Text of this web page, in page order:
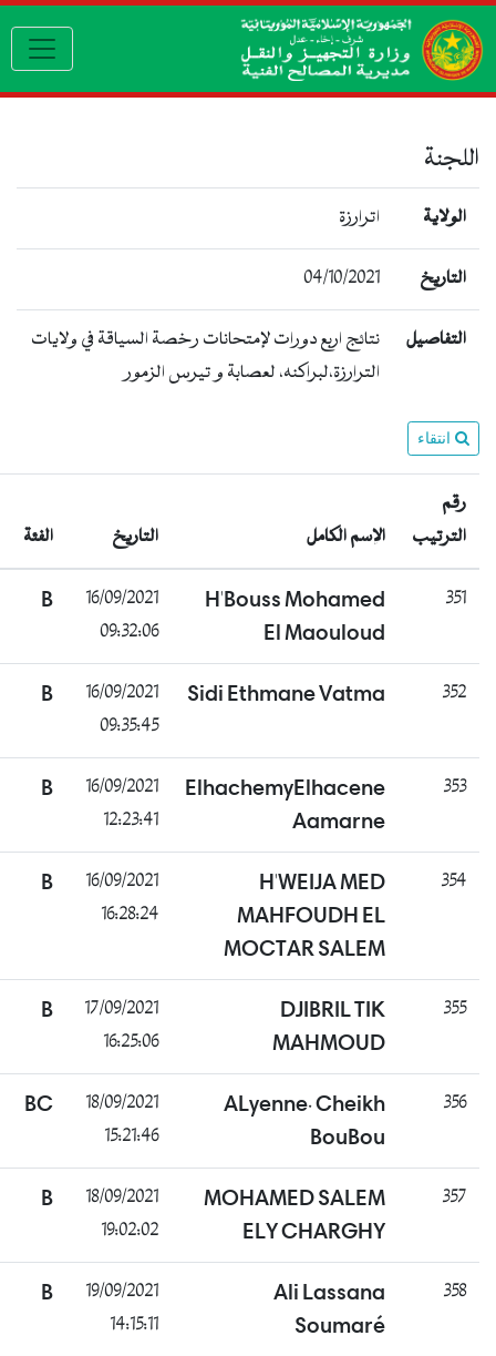
navigation
اترارزة
04/10/2021
نتائج اربع دورات لإمتحانات رخصة السياقة في ولايات
الترارزة،لبراكنه، لعصابة و تيرس الزمور
الإسم الكامل الحالة
H'Bouss Mohamed
El Maouloud
16/09/2021
09:32:06
B راسب
Sidi Ethmane Vatma
16/09/2021
09:35:45
B راسب
ElhachemyElhacene
Aamarne
16/09/2021
B ناجح
H'WEIJA MED
MAHFOUDH EL
MOCTAR SALEM
16/09/2021
B ناجح
DJIBRIL TIK
MAHMOUD
17/09/2021
B ناجح
ALyenne. Cheikh
BouBou
18/09/2021
BC ناجح
MOHAMED SALEM
ELY CHARGHY
18/09/2021
B ناجح
Ali Lassana
Soumaré
19/09/2021
B ناجح